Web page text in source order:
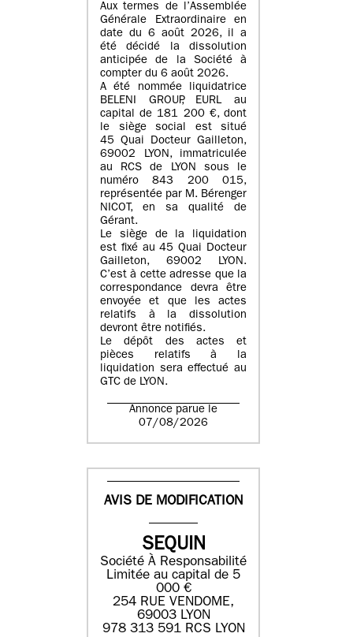
Aux termes de l’Assemblée
Générale Extraordinaire en
date du 6 août 2026, il a
été décidé la dissolution
anticipée de la Société à
compter du 6 août 2026.
A été nommée liquidatrice
BELENI GROUP, EURL au
capital de 181 200 €, dont
le siège social est situé
45 Quai Docteur Gailleton,
69002 LYON, immatriculée
au RCS de LYON sous le
numéro 843 200 015,
représentée par M. Bérenger
NICOT, en sa qualité de
Gérant.
Le siège de la liquidation
est fixé au45 Quai Docteur
Gailleton, 69002 LYON.
C’est à cette adresse que la
correspondance devra être
envoyée et que les actes
relatifs à la dissolution
devront être notifiés.
Le dépôt des actes et
pièces relatifs à la
liquidation sera effectué au
GTC de LYON.
Annonce parue le
07/08/2026
AVIS DE MODIFICATION
SEQUIN
Société À Responsabilité
Limitée au capital de 5
000 €
254 RUE VENDOME,
69003 LYON
978 313 591 RCS LYON